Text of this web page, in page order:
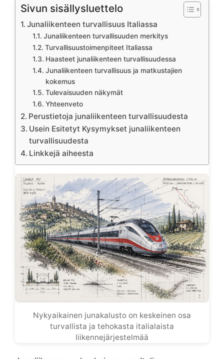
Sivun sisällysluettelo
Junaliikenteen turvallisuus Italiassa
Junaliikenteen turvallisuuden merkitys
Turvallisuustoimenpiteet Italiassa
Haasteet junaliikenteen turvallisuudessa
Junaliikenteen turvallisuus ja matkustajien
kokemus
Tulevaisuuden näkymät
Yhteenveto
Perustietoja junaliikenteen turvallisuudesta
Usein Esitetyt Kysymykset junaliikenteen
turvallisuudesta
Linkkejä aiheesta
Nykyaikainen junakalusto on keskeinen osa
turvallista ja tehokasta italialaista
liikennejärjestelmää